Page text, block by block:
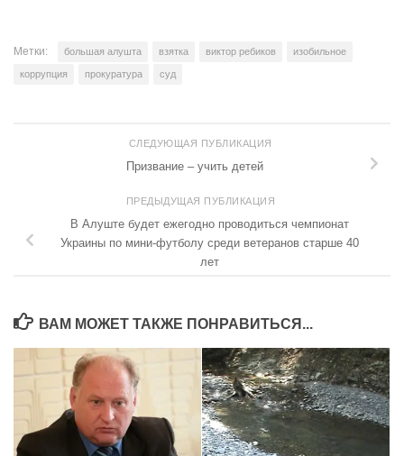
Метки: большая алушта взятка виктор ребиков изобильное
коррупция прокуратура суд
СЛЕДУЮЩАЯ ПУБЛИКАЦИЯ
Призвание – учить детей
ПРЕДЫДУЩАЯ ПУБЛИКАЦИЯ
В Алуште будет ежегодно проводиться чемпионат
Украины по мини-футболу среди ветеранов старше 40
лет
ВАМ МОЖЕТ ТАКЖЕ ПОНРАВИТЬСЯ...